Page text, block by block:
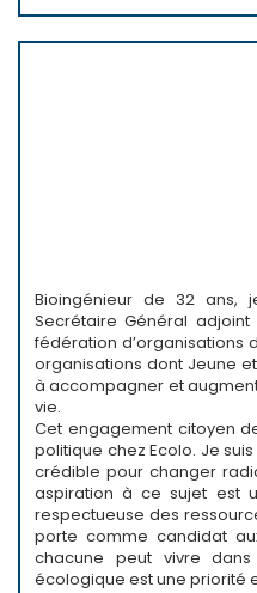
Bioingénieur de 32 ans,
Secrétaire Général
fédération d’organisations
organisations dont Jeune
à accompagner et
vie.
Cet engagement citoyen
politique chez Ecolo. Je
crédible pour changer
aspiration à ce sujet est
respectueuse des
porte comme candidat
chacune peut vivre
écologique est une priorité